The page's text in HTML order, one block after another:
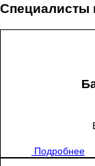
Специалисты
Подробнее